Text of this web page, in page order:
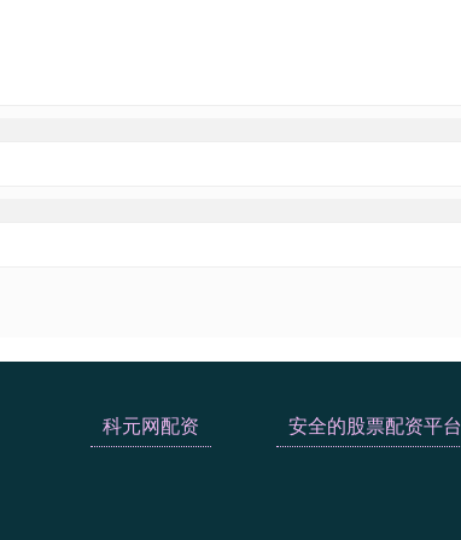
科元网配资 安全的股票配资平台